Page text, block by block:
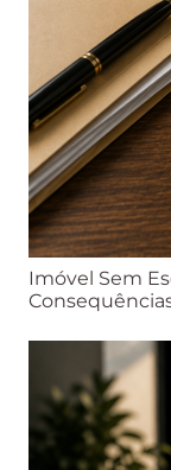
Imóvel Sem